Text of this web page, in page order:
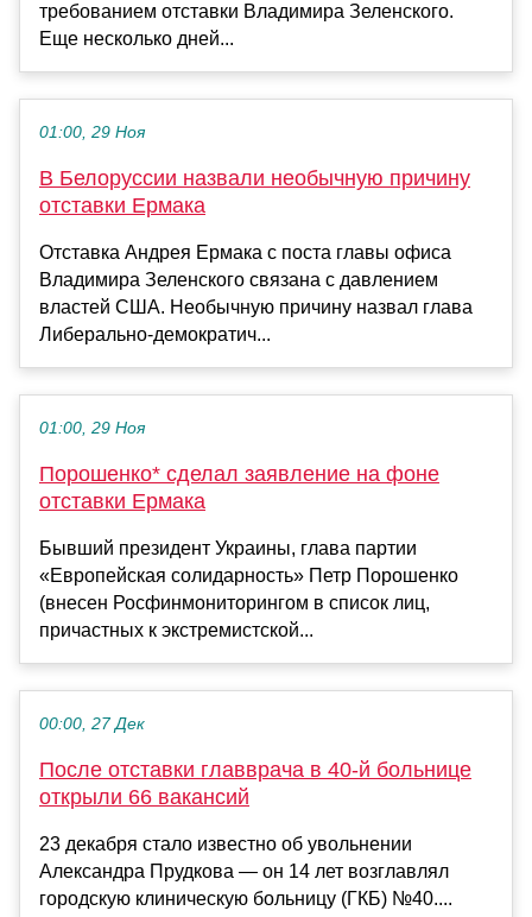
требованием отставки Владимира Зеленского.
Еще несколько дней...
01:00, 29 Ноя
В Белоруссии назвали необычную причину
отставки Ермака
Отставка Андрея Ермака с поста главы офиса
Владимира Зеленского связана с давлением
властей США. Необычную причину назвал глава
Либерально-демократич...
01:00, 29 Ноя
Порошенко* сделал заявление на фоне
отставки Ермака
Бывший президент Украины, глава партии
«Европейская солидарность» Петр Порошенко
(внесен Росфинмониторингом в список лиц,
причастных к экстремистской...
00:00, 27 Дек
После отставки главврача в 40-й больнице
открыли 66 вакансий
23 декабря стало известно об увольнении
Александра Прудкова — он 14 лет возглавлял
городскую клиническую больницу (ГКБ) №40....